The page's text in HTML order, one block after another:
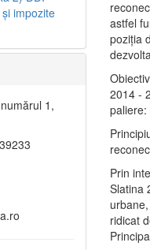
astfel
poziţia
2014 -
paliere:
Prin
Slatina
ridicat
impozite
1,